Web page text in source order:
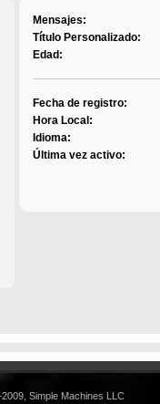
Mensajes:
Título Personalizado:
Edad:
Fecha de registro:
Hora Local:
Idioma:
Última vez activo:
Simple Machines LLC